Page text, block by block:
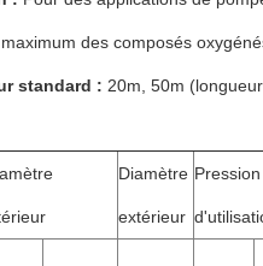
des composés
standard : 20m, 50m
Diamètre
extérieur
Pression